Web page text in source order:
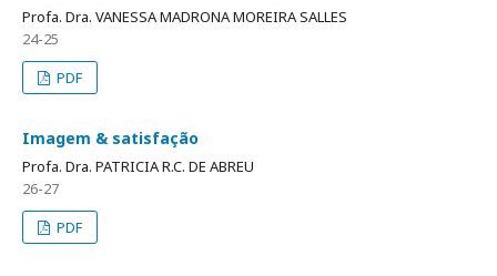
Profa. Dra. VANESSA MADRONA MOREIRA SALLES
24-25
PDF
Imagem & satisfação
Profa. Dra. PATRICIA R.C. DE ABREU
26-27
PDF